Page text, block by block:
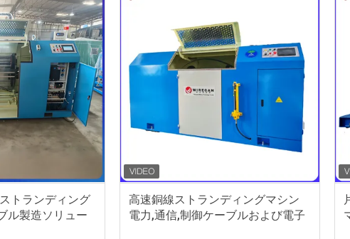
トランディング
ル製造ソリュー
高速銅線ストランディングマシン
電力,通信,制御ケーブルおよび電子